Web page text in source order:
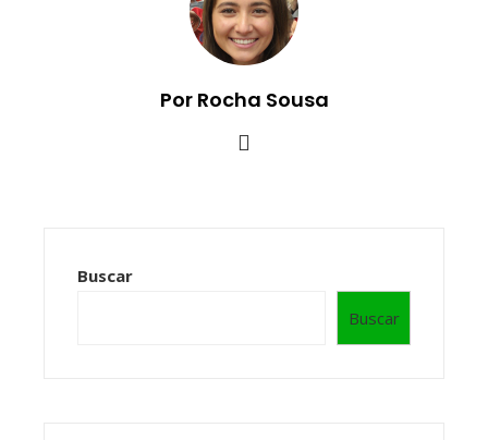
Por Rocha Sousa
Buscar
Buscar